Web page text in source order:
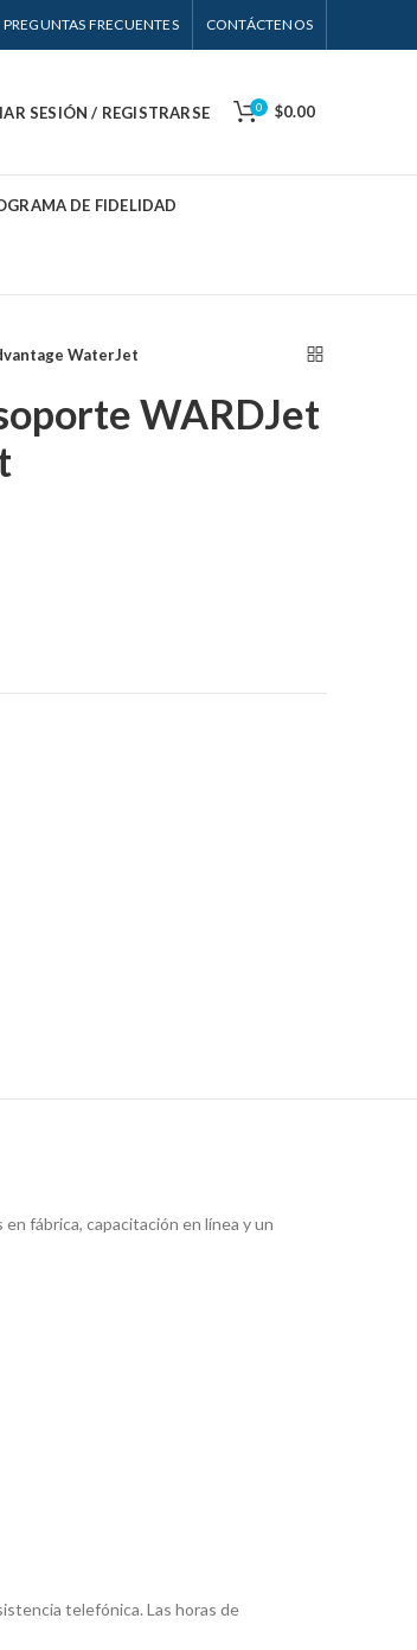
PREGUNTAS FRECUENTES CONTÁCTENOS
SESIÓN / REGISTRARSE 0 $0.00
DE FIDELIDAD
WaterJet
WARDJet
fábrica, capacitación en línea y un
telefónica. Las horas de